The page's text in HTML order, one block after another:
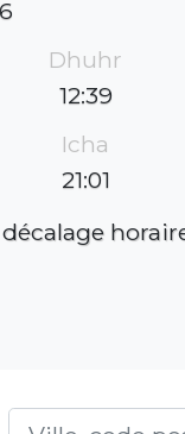
Dhuhr
12:39
Icha
21:01